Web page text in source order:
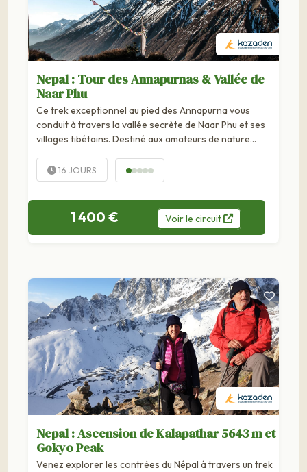
Nepal : Tour des Annapurnas & Vallée de
Naar Phu
Ce trek exceptionnel au pied des Annapurna vous
conduit à travers la vallée secrète de Naar Phu et ses
villages tibétains. Destiné aux amateurs de nature
16 JOURS
1 400 € Voirle circuit
Nepal : Ascension de Kalapathar 5643 m et
Gokyo Peak
Venez explorer les contrées du Népal à travers un trek